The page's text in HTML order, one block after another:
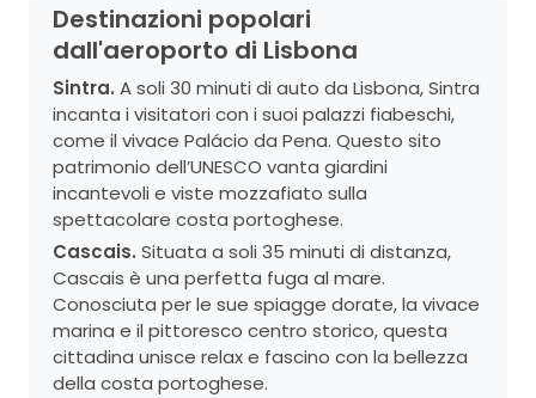
Destinazioni popolari
dall'aeroporto di Lisbona
Sintra. A soli 30 minuti di auto da Lisbona, Sintra
incanta i visitatori con i suoi palazzi fiabeschi,
come il vivace Palácio da Pena. Questo sito
patrimonio dell’UNESCO vanta giardini
incantevoli e viste mozzafiato sulla
spettacolare costa portoghese.
Cascais. Situata a soli 35 minuti di distanza,
Cascais è una perfetta fuga al mare.
Conosciuta per le sue spiagge dorate, la vivace
marina e il pittoresco centro storico, questa
cittadina unisce relax e fascino con la bellezza
della costa portoghese.